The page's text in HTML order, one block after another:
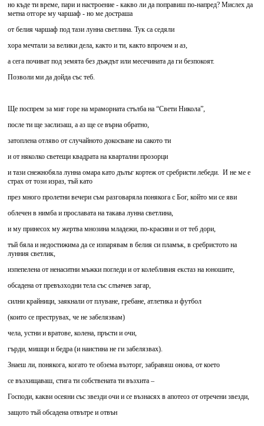
но къде ти време, пари и настроение - какво ли да поправиш по-напред? Мислех да
метна отгоре му чаршаф - но ме достраша
от белия чаршаф под тази лунна светлина. Тук са седяли
хора мечтали за велики дела, както и ти, както впрочем и аз,
а сега почиват под земята без дъждът или месечината да ги безпокоят.
Позволи ми да дойда със теб.
Ще поспрем за миг горе на мраморната стълба на “Свети Никола”,
после ти ще заслизаш, а аз ще се върна обратно,
затоплена отляво от случайното докосване на сакото ти
и от няколко светещи квадрата на квартални прозорци
и тази снежнобяла лунна омара като дълъг кортеж от сребристи лебеди. И не ме е
страх от този израз, тъй като
през много пролетни вечери съм разговаряла понякога с Бог, който ми се яви
облечен в нимба и прославата на такава лунна светлина,
и му принесох му жертва мнозина младежи, по-красиви и от теб дори,
тъй бяла и недостижима да се изпарявам в белия си пламък, в сребристото на
лунния светлик,
изпепелена от ненаситни мъжки погледи и от колебливия екстаз на юношите,
обсадена от превъзходни тела със слънчев загар,
силни крайници, заякнали от плуване, гребане, атлетика и футбол
(които се преструвах, че не забелязвам)
чела, устни и вратове, колена, пръсти и очи,
гърди, мишци и бедра (и наистина не ги забелязвах).
Знаеш ли, понякога, когато те обзема възторг, забравяш онова, от което
се възхищаваш, стига ти собствената ти възхита –
Господи, какви осеяни със звезди очи и се възнасях в апотеоз от отречени звезди,
защото тъй обсадена отвътре и отвън